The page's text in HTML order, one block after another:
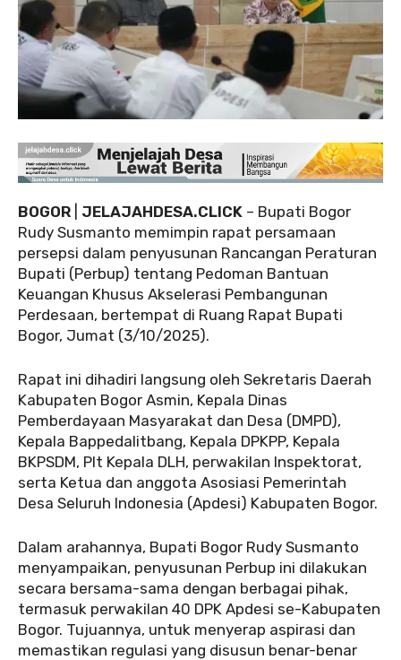
BOGOR JELAJAHDESA.CLICK – Bupati Bogor
Rudy Susmanto memimpin rapat persamaan
persepsi dalam penyusunan Rancangan Peraturan
Bupati (Perbup) tentang Pedoman Bantuan
Keuangan Khusus Akselerasi Pembangunan
Perdesaan, bertempat di Ruang Rapat Bupati
Bogor, Jumat (3/10/2025).
Rapat ini dihadiri langsung oleh Sekretaris Daerah
Kabupaten Bogor Asmin, Kepala Dinas
Pemberdayaan Masyarakat dan Desa (DMPD),
Kepala Bappedalitbang, Kepala DPKPP, Kepala
BKPSDM, Plt Kepala DLH, perwakilan Inspektorat,
serta Ketua dan anggota Asosiasi Pemerintah
Desa Seluruh Indonesia (Apdesi) Kabupaten Bogor.
Dalam arahannya, Bupati Bogor Rudy Susmanto
menyampaikan, penyusunan Perbup ini dilakukan
secara bersama-sama dengan berbagai pihak,
termasuk perwakilan 40 DPK Apdesi se-Kabupaten
Bogor. Tujuannya, untuk menyerap aspirasi dan
memastikan regulasi yang disusun benar-benar